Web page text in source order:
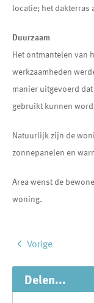
locatie; het dakterras
Duurzaam
Het ontmantelen van
werkzaamheden
manier uitgevoerd
gebruikt kunnen
Natuurlijk zijn de
zonnepanelen en
Area wenst de
woning.
Vorige
Delen...